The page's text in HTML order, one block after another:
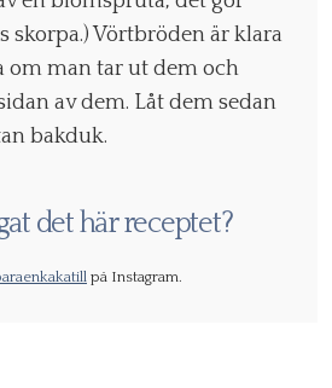
skorpa.) Vörtbröden är klara
om man tar ut dem och
av dem. Låt dem sedan
bakduk.
det här receptet?
på Instagram.